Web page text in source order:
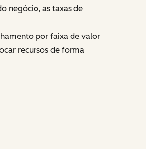
negócio, as taxas de
por faixa de valor
recursos de forma